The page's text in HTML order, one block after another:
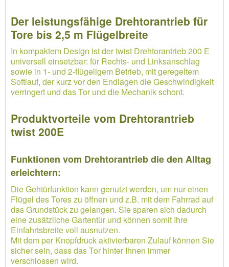
Der leistungsfähige Drehtorantrieb für
Tore bis 2,5 m Flügelbreite
In kompaktem Design ist der twist Drehtorantrieb 200 E
universell einsetzbar: für Rechts- und Linksanschlag
sowie in 1- und 2-flügeligem Betrieb, mit geregeltem
Softlauf, der kurz vor den Endlagen die Geschwindigkeit
verringert und das Tor und die Mechanik schont.
Produktvorteile vom Drehtorantrieb
twist 200E
Funktionen vom Drehtorantrieb die den Alltag
erleichtern:
Die Gehtürfunktion kann genutzt werden, um nur einen
Flügel des Tores zu öffnen und z.B. mit dem Fahrrad auf
das Grundstück zu gelangen. Sie sparen sich dadurch
eine zusätzliche Gartentür und können somit Ihre
Einfahrtsbreite voll ausnutzen.
Mit dem per Knopfdruck aktivierbaren Zulauf können Sie
sicher sein, dass das Tor hinter Ihnen immer
verschlossen wird.